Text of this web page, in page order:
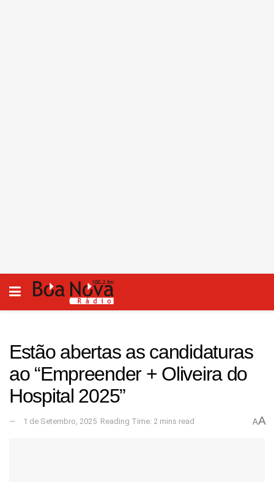
Estão abertas as candidaturas
ao “Empreender + Oliveira do
Hospital 2025”
1 de Setembro, 2025 Reading Time: 2 mins read AA